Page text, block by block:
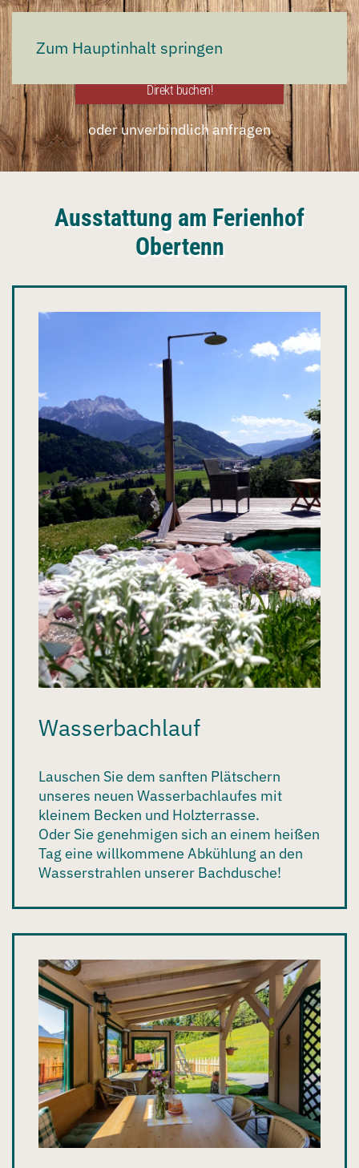
Zum Hauptinhalt springen
Jetzt direkt buchen:
Direkt buchen!
oder unverbindlich anfragen
Ausstattung am Ferienhof
Obertenn
Wasserbachlauf
Lauschen Sie dem sanften Plätschern
unseres neuen Wasserbachlaufes mit
kleinem Becken und Holzterrasse.
Oder Sie genehmigen sich an einem heißen
Tag eine willkommene Abkühlung an den
Wasserstrahlen unserer Bachdusche!